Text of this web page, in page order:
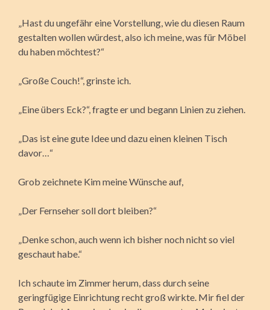
„Hast du ungefähr eine Vorstellung, wie du diesen Raum
gestalten wollen würdest, also ich meine, was für Möbel
du haben möchtest?“
„Große Couch!“, grinste ich.
„Eine übers Eck?“, fragte er und begann Linien zu ziehen.
„Das ist eine gute Idee und dazu einen kleinen Tisch
davor…“
Grob zeichnete Kim meine Wünsche auf,
„Der Fernseher soll dort bleiben?“
„Denke schon, auch wenn ich bisher noch nicht so viel
geschaut habe.“
Ich schaute im Zimmer herum, dass durch seine
geringfügige Einrichtung recht groß wirkte. Mir fiel der